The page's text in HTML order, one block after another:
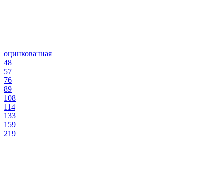
оцинкованная
48
57
76
89
108
114
133
159
219